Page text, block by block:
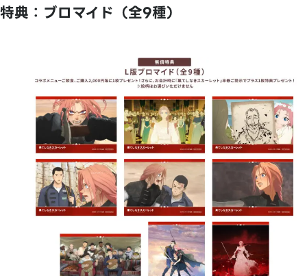
特典：ブロマイド（全9種）